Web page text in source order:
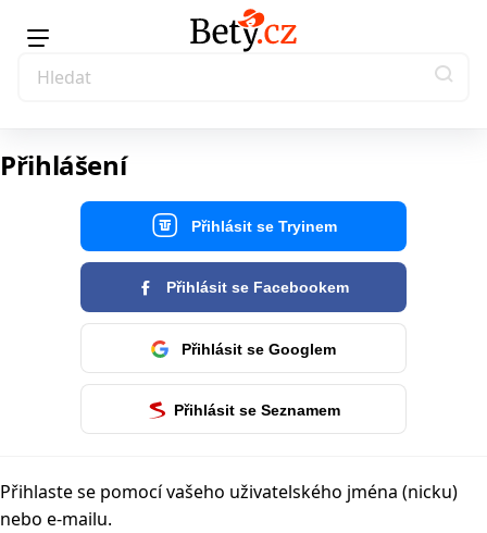
Přihlášení
Přihlásit se Tryinem
Přihlásit se Facebookem
Přihlásit se Googlem
Přihlásit se Seznamem
Přihlaste se pomocí vašeho uživatelského jména (nicku)
nebo e-mailu.